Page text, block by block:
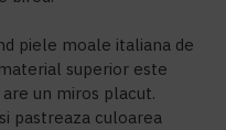
piele moale italiana de
superior este
un miros placut.
pastreaza culoarea